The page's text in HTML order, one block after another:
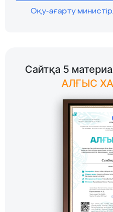
Оқу-ағарту
Сайтқа 5
АЛҒЫС